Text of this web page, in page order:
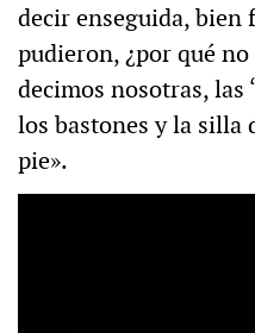
decir enseguida, bien
pudieron, ¿por qué no
decimos nosotras, las
los bastones y la silla
pie».